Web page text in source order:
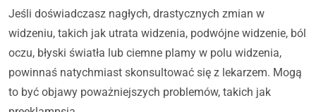
Jeśli doświadczasz nagłych, drastycznych zmian w
widzeniu, takich jak utrata widzenia, podwójne widzenie, ból
oczu, błyski światła lub ciemne plamy w polu widzenia,
powinnaś natychmiast skonsultować się z lekarzem. Mogą
to być objawy poważniejszych problemów, takich jak